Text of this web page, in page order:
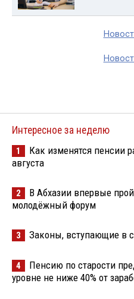
Интересное за неделю
1
Как изменятся пенсии
августа
2
В Абхазии впервые
молодёжный форум
3 Законы, вступающие в
4
Пенсию по старости
уровне не ниже 40% от